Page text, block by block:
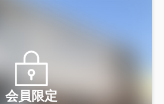
会員限定